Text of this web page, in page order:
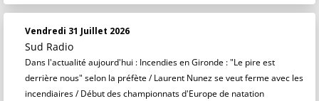
Vendredi 31 Juillet 2026
Sud Radio
Dans l'actualité aujourd'hui : Incendies en Gironde : "Le pire est
derrière nous" selon la préfète / Laurent Nunez se veut ferme avec les
incendiaires / Début des championnats d'Europe de natation